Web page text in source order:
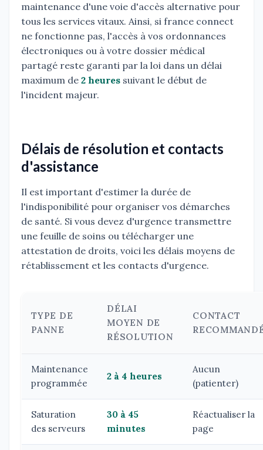
maintenance d'une voie d'accès alternative pour
tous les services vitaux. Ainsi, si france connect
ne fonctionne pas, l'accès à vos ordonnances
électroniques ou à votre dossier médical
partagé reste garanti par la loi dans un délai
maximum de 2 heures suivant le début de
l'incident majeur.
Délais de résolution et contacts
d'assistance
Il est important d'estimer la durée de
l'indisponibilité pour organiser vos démarches
de santé. Si vous devez d'urgence transmettre
une feuille de soins ou télécharger une
attestation de droits, voici les délais moyens de
rétablissement et les contacts d'urgence.
TYPE DE
PANNE
DÉLAI
MOYEN DE
RÉSOLUTION
CONTACT
Maintenance
programmée
2 à 4 heures
Aucun
(patienter)
Saturation
des serveurs
30 à 45
minutes
Réactualiser la
page